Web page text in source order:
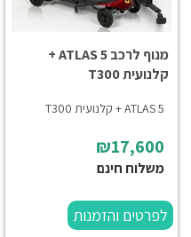
מנוף לרכב ATLAS 5 +
קלנועית T300
ATLAS 5 + קלנועית T300
₪17,600
משלוח חינם
לפרטים והזמנות